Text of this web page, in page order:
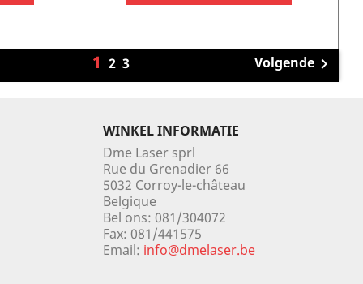
1 2 3 Volgende
WINKEL INFORMATIE
Dme Laser sprl
Rue du Grenadier 66
5032 Corroy-le-château
Belgique
Bel ons: 081/304072
Fax: 081/441575
Email: info@dmelaser.be